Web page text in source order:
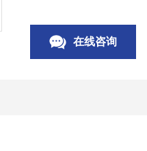
在线咨询